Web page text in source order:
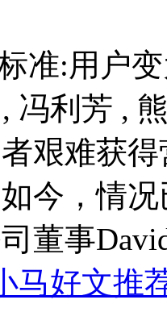
准:用户
, 冯利芳
艰难获
如今，
董事
马好文推